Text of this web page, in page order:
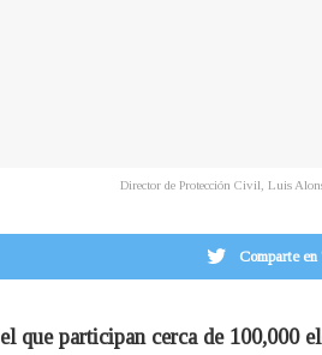
Director de Protección Civil, Luis
Comparte
que participan cerca de 100,000